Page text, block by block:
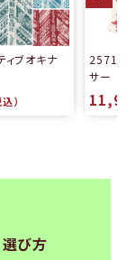
ブオキナ
）
サー
選び方